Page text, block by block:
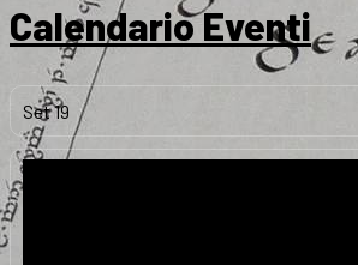
Calendario Eventi
Set19